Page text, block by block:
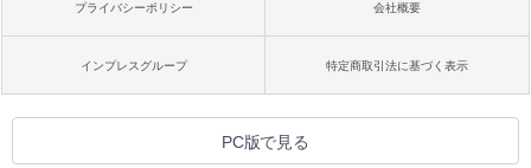
プライバシーポリシー 会社概要
インプレスグループ 特定商取引法に基づく表示
PC版で見る